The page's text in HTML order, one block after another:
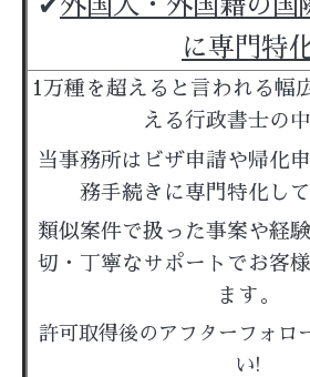
✔︎ 外国人・外国籍の 国
に専門特
1万種を超えると言われる幅
える行政書士の中
当事務所はビザ申請や帰化
務手続きに専門特化して
類似案件で扱った事案や経
切・丁寧なサポートでお客
ます。
許可取得後のアフターフォロ
い!